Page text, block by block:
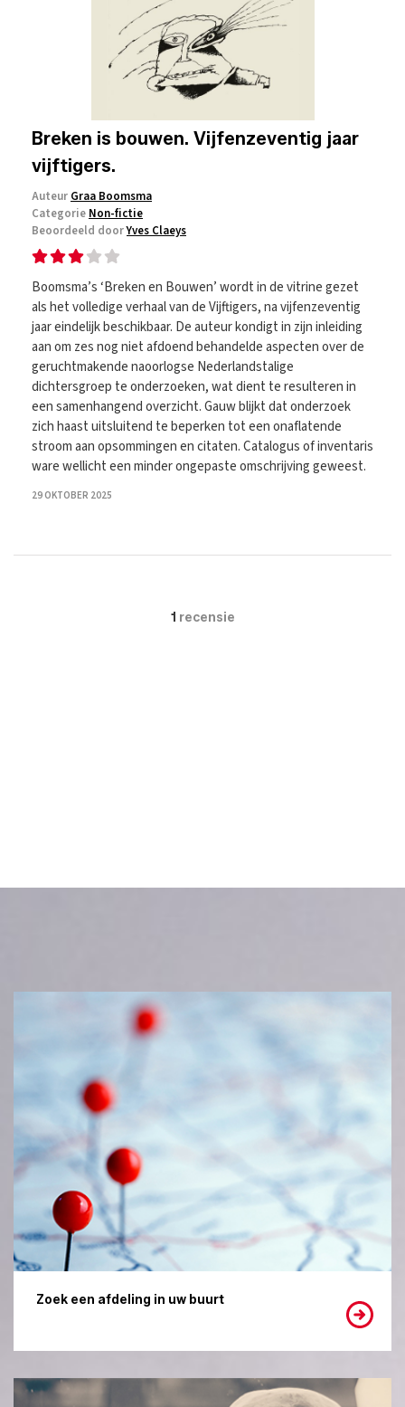
Breken is bouwen. Vijfenzeventig jaar
vijftigers.
Auteur Graa Boomsma
Categorie Non-fictie
Beoordeeld doorYves Claeys
Boomsma’s ‘Breken en Bouwen’ wordt in de vitrine gezet
als het volledige verhaal van de Vijftigers, na vijfenzeventig
jaar eindelijk beschikbaar. De auteur kondigt in zijn inleiding
aan om zes nog niet afdoend behandelde aspecten over de
geruchtmakende naoorlogse Nederlandstalige
dichtersgroep te onderzoeken, wat dient te resulteren in
een samenhangend overzicht. Gauw blijkt dat onderzoek
zich haast uitsluitend te beperken tot een onaflatende
stroom aan opsommingen en citaten. Catalogus of inventaris
ware wellicht een minder ongepaste omschrijving geweest.
29 OKTOBER 2025
1 recensie
Zoek een afdeling in uw buurt